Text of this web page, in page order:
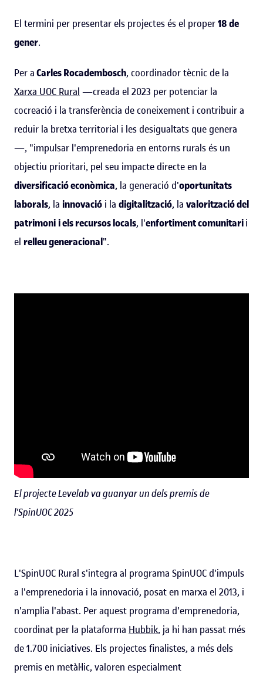
El termini per presentar els projectes és el proper18 de
gener.
Per aCarles Rocadembosch, coordinador tècnic de la
Xarxa UOC Rural —creada el 2023 per potenciar la
cocreació i la transferència de coneixement i contribuir a
reduir la bretxa territorial i les desigualtats que genera
—, "impulsar l'emprenedoria en entorns rurals és un
objectiu prioritari, pel seu impacte directe en la
diversificació econòmica, la generació d'oportunitats
laborals, la innovació i la digitalització, la valorització del
patrimonii els recursos locals, l'enfortiment comunitarii
el relleu generacional".
El projecte Levelab va guanyar un dels premis de
l'SpinUOC 2025
L'SpinUOC Rural s'integra al programa SpinUOC d'impuls
a l'emprenedoria i la innovació, posat en marxa el 2013, i
n'amplia l'abast. Per aquest programa d'emprenedoria,
coordinat per la plataforma Hubbik, ja hi han passat més
de 1.700 iniciatives. Els projectes finalistes, a més dels
premis en metàl·lic, valoren especialment